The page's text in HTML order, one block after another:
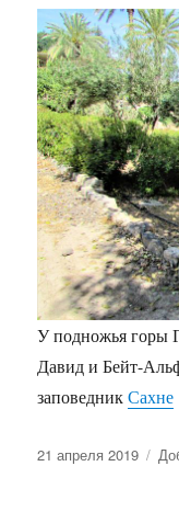
У подножья горы
Давид и Бейт-
заповедникСахне
Опубликовано
21 апреля 2019